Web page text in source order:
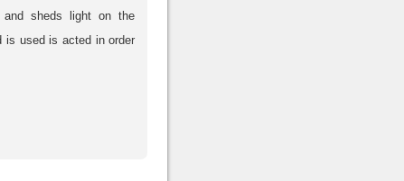
and sheds light on the
is used is acted in order